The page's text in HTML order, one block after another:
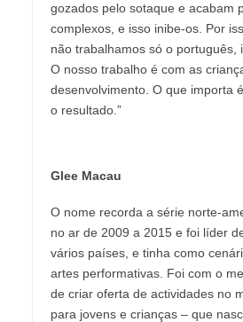
gozados pelo sotaque e acabam
complexos, e isso inibe-os. Por
não trabalhamos só o português,
O nosso trabalho é com as
desenvolvimento. O que importa
o resultado.”
Glee Macau
O nome recorda a série norte-
no ar de 2009 a 2015 e foi líder
vários países, e tinha como
artes performativas. Foi com o
de criar oferta de actividades no
para jovens e crianças – que